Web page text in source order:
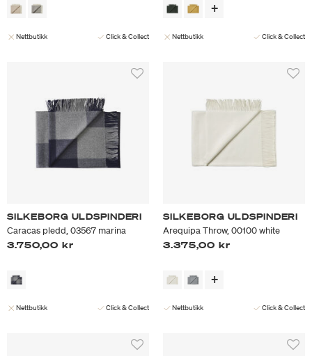
Nettbutikk Click & Collect Nettbutikk Click & Collect
SILKEBORG ULDSPINDERI
Caracas pledd, 03567 marina
3.750,00 kr
Nettbutikk Click & Collect
SILKEBORG ULDSPINDERI
Arequipa Throw, 00100 white
3.375,00 kr
Nettbutikk Click & Collect